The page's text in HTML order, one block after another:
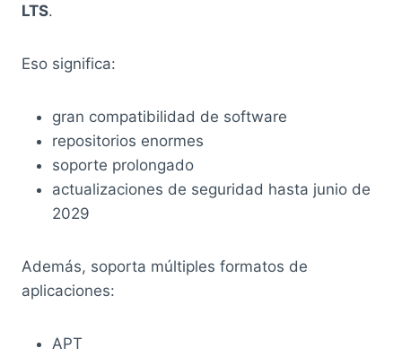
LTS.
Eso significa:
gran compatibilidad de software
repositorios enormes
soporte prolongado
actualizaciones de seguridad hasta junio de
2029
Además, soporta múltiples formatos de
aplicaciones:
APT